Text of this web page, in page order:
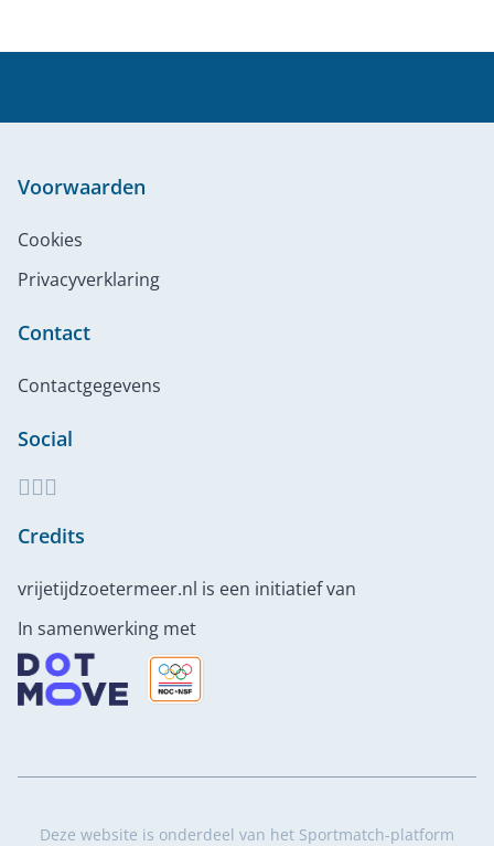
Voorwaarden
Cookies
Privacyverklaring
Contact
Contactgegevens
Social
Credits
vrijetijdzoetermeer.nl is een initiatief van
In samenwerking met
Deze website is onderdeel van het Sportmatch-platform